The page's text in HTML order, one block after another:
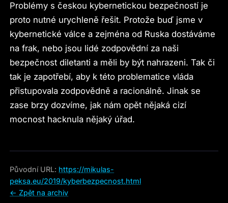
Problémy s českou kybernetickou bezpečností je
proto nutné urychleně řešit. Protože buď jsme v
kybernetické válce a zejména od Ruska dostáváme
na frak, nebo jsou lidé zodpovědní za naši
bezpečnost diletanti a měli by být nahrazeni. Tak či
tak je zapotřebí, aby k této problematice vláda
přistupovala zodpovědně a racionálně. Jinak se
zase brzy dozvíme, jak nám opět nějaká cizí
mocnost hacknula nějaký úřad.
Původní URL: https://mikulas-
peksa.eu/2019/kyberbezpecnost.html
← Zpět na archiv